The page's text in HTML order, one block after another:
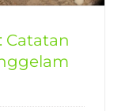
Catatan